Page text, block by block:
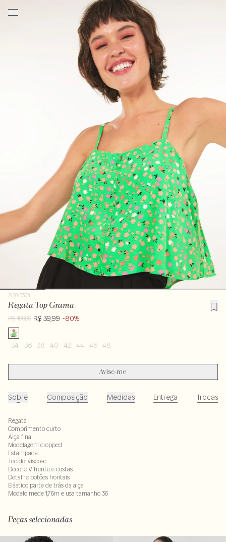
212013304
Regata Top Grama
R$ 199,00 R$ 39,99 -80%
34 36 38 40 42 44 46 48
Avise-me
Sobre Composição Medidas Entrega Trocas
Regata
Comprimento curto
Alça fina
Modelagem cropped
Estampada
Tecido: viscose
Decote V frente e costas
Detalhe botões frontais
Elástico parte de trás da alça
Modelo mede 1,76m e usa tamanho 36
Peças selecionadas